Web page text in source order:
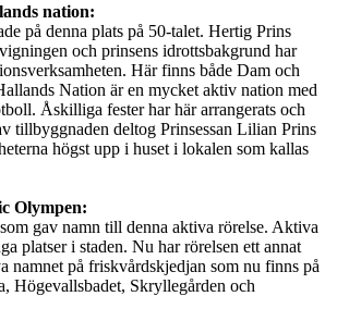
nation:
på denna plats på 50-talet. Hertig Prins
och prinsens idrottsbakgrund har
Här finns både Dam och
Nation är en mycket aktiv nation med
Åskilliga fester har här arrangerats och
tillbyggnaden deltog Prinsessan Lilian Prins
högst upp i huset i lokalen som kallas
Olympen:
gav namn till denna aktiva rörelse. Aktiva
platser i staden. Nu har rörelsen ett annat
namnet på friskvårdskjedjan som nu finns på
Högevallsbadet, Skryllegården och